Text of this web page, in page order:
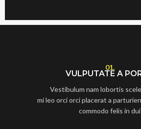
01.
VULPUTATE A
Vestibulum nam lobortis
mi leo orci orci placerat a
commodo felis in dui